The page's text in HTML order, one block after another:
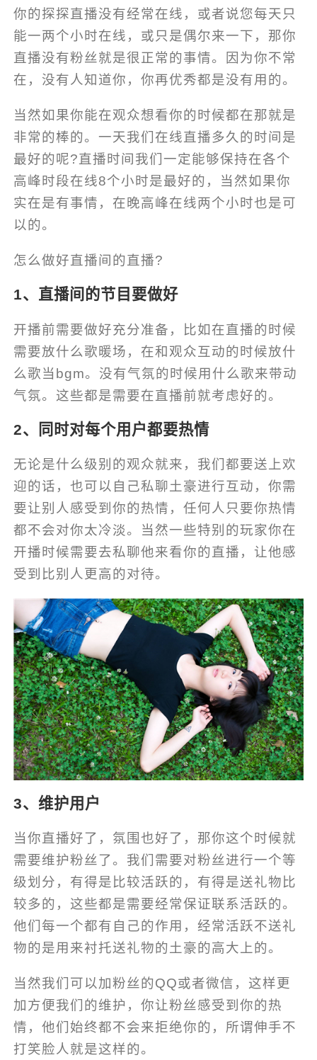
你的探探直播没有经常在线，或者说您每天只
能一两个小时在线，或只是偶尔来一下，那你
直播没有粉丝就是很正常的事情。因为你不常
在，没有人知道你，你再优秀都是没有用的。
当然如果你能在观众想看你的时候都在那就是
非常的棒的。一天我们在线直播多久的时间是
最好的呢?直播时间我们一定能够保持在各个
高峰时段在线8个小时是最好的，当然如果你
实在是有事情，在晚高峰在线两个小时也是可
以的。
怎么做好直播间的直播?
1、直播间的节目要做好
开播前需要做好充分准备，比如在直播的时候
需要放什么歌暖场，在和观众互动的时候放什
么歌当bgm。没有气氛的时候用什么歌来带动
气氛。这些都是需要在直播前就考虑好的。
2、同时对每个用户都要热情
无论是什么级别的观众就来，我们都要送上欢
迎的话，也可以自己私聊土豪进行互动，你需
要让别人感受到你的热情，任何人只要你热情
都不会对你太冷淡。当然一些特别的玩家你在
开播时候需要去私聊他来看你的直播，让他感
受到比别人更高的对待。
3、维护用户
当你直播好了，氛围也好了，那你这个时候就
需要维护粉丝了。我们需要对粉丝进行一个等
级划分，有得是比较活跃的，有得是送礼物比
较多的，这些都是需要经常保证联系活跃的。
他们每一个都有自己的作用，经常活跃不送礼
物的是用来衬托送礼物的土豪的高大上的。
当然我们可以加粉丝的QQ或者微信，这样更
加方便我们的维护，你让粉丝感受到你的热
情，他们始终都不会来拒绝你的，所谓伸手不
打笑脸人就是这样的。